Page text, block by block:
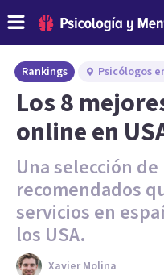
Rankings Psicólogos
Los 8
online en
Una selección
recomendados
servicios en
los USA.
Xavier Molina